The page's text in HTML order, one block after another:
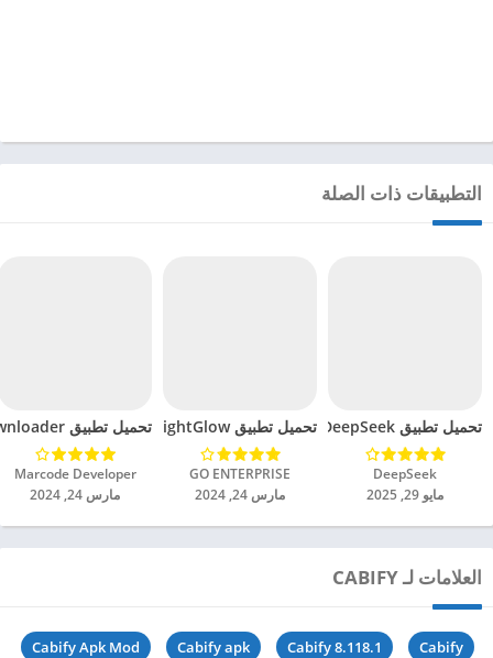
التطبيقات ذات الصلة
تحميل تطبيق DeepSeek مهكر للاندرويد 2025
DeepSeek‏
مايو 29, 2025
تحميل تطبيق BrightGlow مهكر للاندرويد 2024
GO ENTERPRISE‏
مارس 24, 2024
تحميل تطبيق mp4 video downloader مهكر للاندرويد 2024
Marcode Developer‏
مارس 24, 2024
العلامات لـ CABIFY
Cabify
Cabify 8.118.1
Cabify apk
Cabify Apk Mod